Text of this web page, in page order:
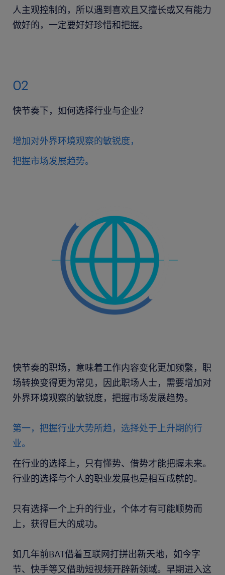
人主观控制的，所以遇到喜欢且又擅长或又有能力
做好的，一定要好好珍惜和把握。
02
快节奏下，如何选择行业与企业？
增加对外界环境观察的敏锐度，
把握市场发展趋势。
快节奏的职场，意味着工作内容变化更加频繁，职
场转换变得更为常见，因此职场人士，需要增加对
外界环境观察的敏锐度，把握市场发展趋势。
第一，把握行业大势所趋，选择处于上升期的行
业。
在行业的选择上，只有懂势、借势才能把握未来。
行业的选择与个人的职业发展也是相互成就的。
只有选择一个上升的行业，个体才有可能顺势而
上，获得巨大的成功。
如几年前BAT借着互联网打拼出新天地，如今字
节、快手等又借助短视频开辟新领域。早期进入这